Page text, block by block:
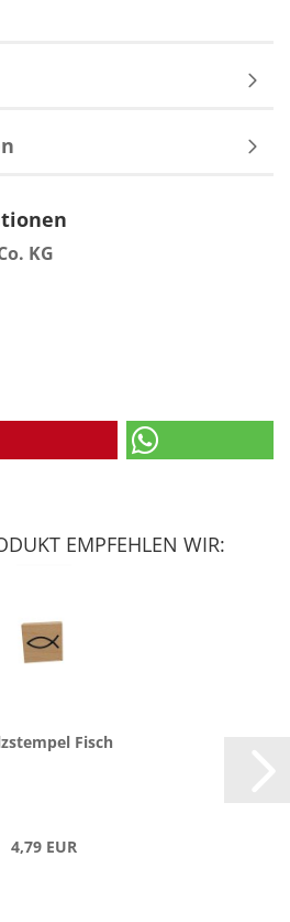
KG
EMPFEHLEN WIR:
Fisch
4,79 EUR